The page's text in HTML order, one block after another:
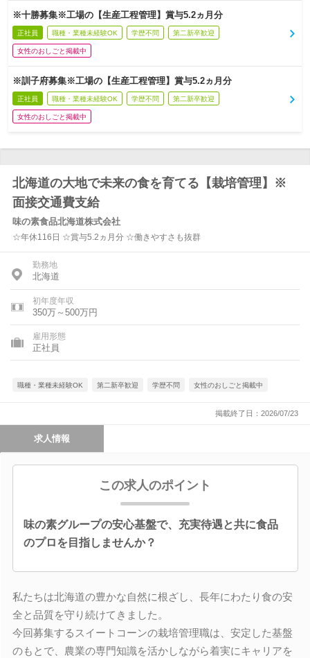
※十勝募集※工場の【生産工程管理】賞与5.2ヵ月分
正社員 職種・業種未経験OK 学歴不問 第二新卒歓迎
女性のおしごと掲載中
※訓子府募集※工場の【生産工程管理】賞与5.2ヵ月分
正社員 職種・業種未経験OK 学歴不問 第二新卒歓迎
女性のおしごと掲載中
北海道の大地で未来の食を育てる【栽培管理】※
面接交通費支給
味の素食品北海道株式会社
☆年休116日 ☆賞与5.2ヵ月分 ☆働きやすさも抜群
勤務地
北海道
初年度年収
350万～500万円
雇用形態
正社員
職種・業種未経験OK 第二新卒歓迎 学歴不問 女性のおしごと掲載中
掲載終了日：2026/07/23
求人情報
この求人のポイント
味の素グループの安心基盤で、充実待遇と共に食品
のプロを目指しませんか？
私たちは北海道の豊かな自然に根ざし、長年にわたり食の安
全と品質を守り続けてきました。
今回募集するスイートコーンの栽培管理職は、安定した基盤
のもとで、農業の専門知識を活かしながら着実にキャリアを